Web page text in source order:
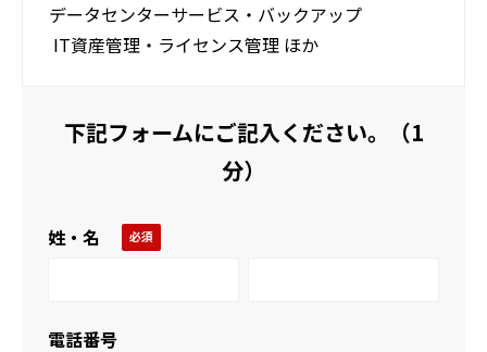
データセンターサービス・バックアップ
IT資産管理・ライセンス管理 ほか
下記フォームにご記入ください。（1
分）
姓・名
電話番号